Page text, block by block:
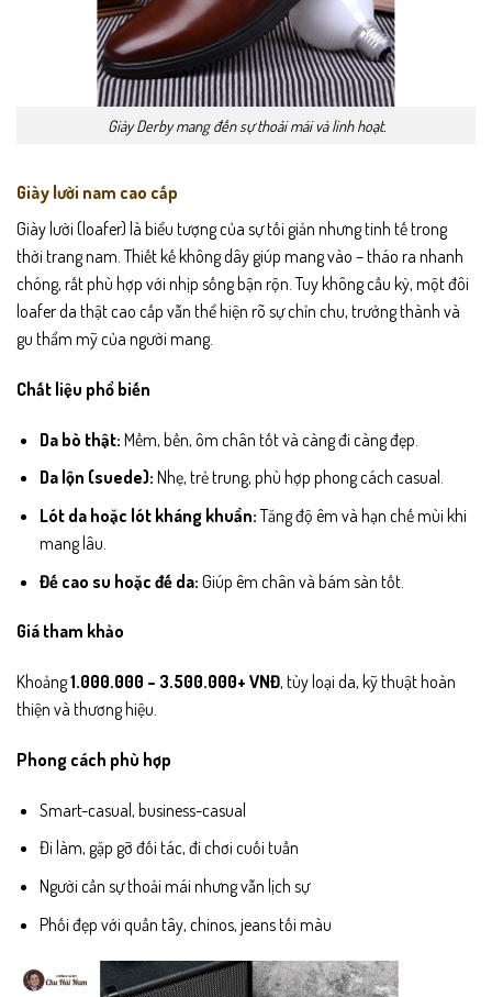
Giày Derby mang đến sự thoải mái và linh hoạt.
Giày lười nam cao cấp
Giày lười (loafer) là biểu tượng của sự tối giản nhưng tinh tế trong
thời trang nam. Thiết kế không dây giúp mang vào – tháo ra nhanh
chóng, rất phù hợp với nhịp sống bận rộn. Tuy không cầu kỳ, một đôi
loafer da thật cao cấp vẫn thể hiện rõ sự chỉn chu, trưởng thành và
gu thẩm mỹ của người mang.
Chất liệu phổ biến
Da bò thật: Mềm, bền, ôm chân tốt và càng đi càng đẹp.
Da lộn (suede): Nhẹ, trẻ trung, phù hợp phong cách casual.
Lót da hoặc lót kháng khuẩn:Tăng độ êm và hạn chế mùi khi
mang lâu.
Đế cao su hoặc đế da: Giúp êm chân và bám sàn tốt.
Giá tham khảo
Khoảng1.000.000 – 3.500.000+ VNĐ, tùy loại da, kỹ thuật hoàn
thiện và thương hiệu.
Phong cách phù hợp
Smart-casual, business-casual
Đi làm, gặp gỡ đối tác, đi chơi cuối tuần
Người cần sự thoải mái nhưng vẫn lịch sự
Phối đẹp với quần tây, chinos, jeans tối màu